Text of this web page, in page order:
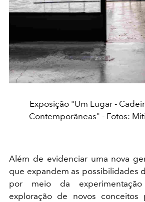
Exposição "Um Lugar -
Contemporâneas" - Fotos:
Além de evidenciar uma nova
que expandem as possibilidades
por meio da
exploração de novos conceitos